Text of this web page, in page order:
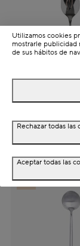
acero
Utilizamos cookies
mostrarle publicidad
de sus hábitos de
Rechazar todas las
Aceptar todas las